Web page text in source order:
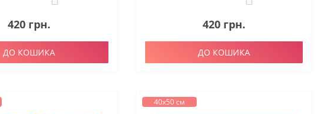
420 грн.
ДО КОШИКА
420 грн.
ДО КОШИКА
40х50 см